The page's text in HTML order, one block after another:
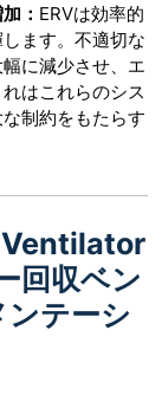
： ERVは効率的
ます。不適切な
に減少させ、エ
はこれらのシス
制約をもたらす
回収ベン
テーシ